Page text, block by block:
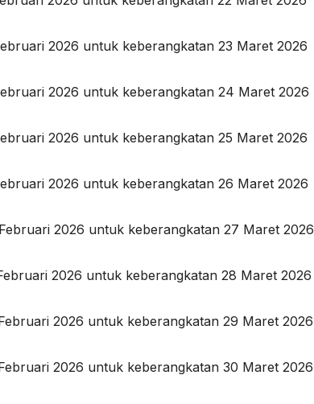
2026 untuk keberangkatan 23 Maret 2026
2026 untuk keberangkatan 24 Maret 2026
2026 untuk keberangkatan 25 Maret 2026
2026 untuk keberangkatan 26 Maret 2026
2026 untuk keberangkatan 27 Maret 2026
2026 untuk keberangkatan 28 Maret 2026
2026 untuk keberangkatan 29 Maret 2026
2026 untuk keberangkatan 30 Maret 2026